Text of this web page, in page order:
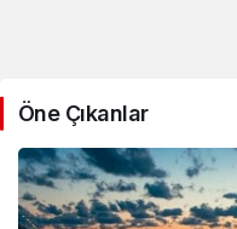
Öne Çıkanlar